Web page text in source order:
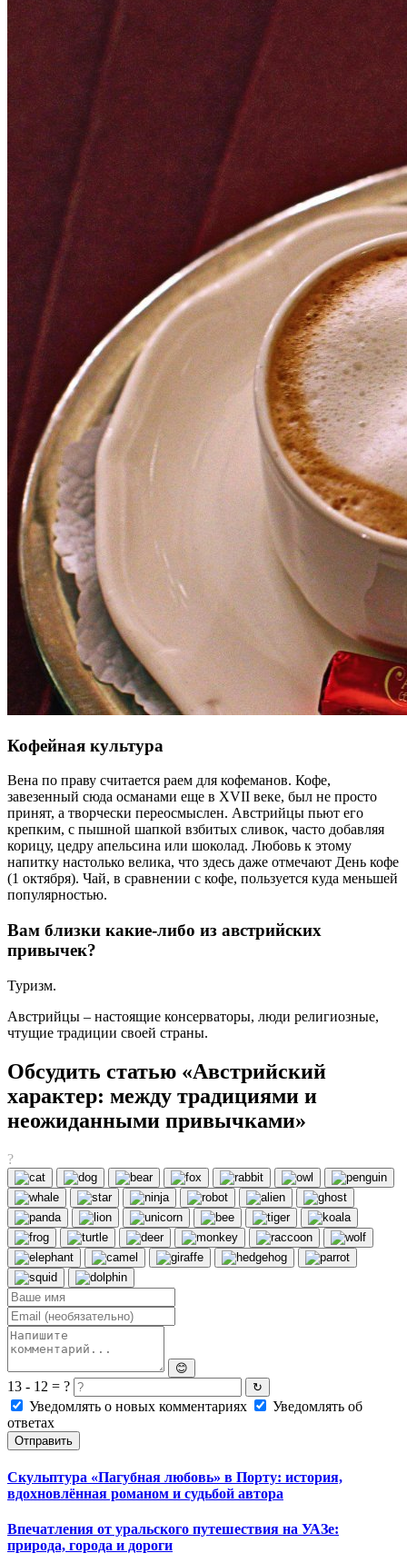
Кофейная культура
Вена по праву считается раем для кофеманов. Кофе,
завезенный сюда османами еще в XVII веке, был не просто
принят, а творчески переосмыслен. Австрийцы пьют его
крепким, с пышной шапкой взбитых сливок, часто добавляя
корицу, цедру апельсина или шоколад. Любовь к этому
напитку настолько велика, что здесь даже отмечают День кофе
(1 октября). Чай, в сравнении с кофе, пользуется куда меньшей
популярностью.
Вам близки какие-либо из австрийских
привычек?
Туризм.
Австрийцы – настоящие консерваторы, люди религиозные,
чтущие традиции своей страны.
Обсудить статью «Австрийский
характер: между традициями и
неожиданными привычками»
?
😊
13 - 12 = ? ↻
Уведомлять о новых комментариях
Уведомлять об
ответах
Отправить
Скульптура «Пагубная любовь» в Порту: история,
вдохновлённая романом и судьбой автора
Впечатления от уральского путешествия на УАЗе:
природа, города и дороги